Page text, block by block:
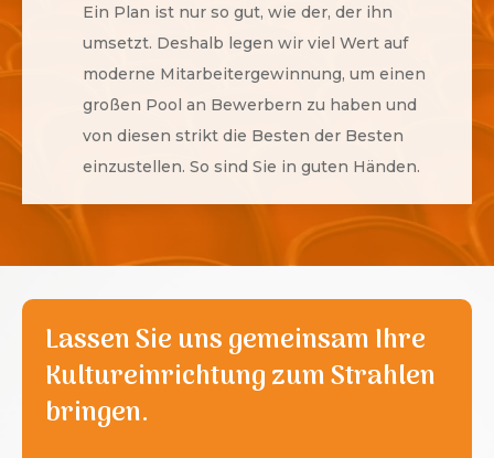
Ein Plan ist nur so gut, wie der, der ihn
umsetzt. Deshalb legen wir viel Wert auf
moderne Mitarbeitergewinnung, um einen
großen Pool an Bewerbern zu haben und
von diesen strikt die Besten der Besten
einzustellen. So sind Sie in guten Händen.
Lassen Sie uns gemeinsam Ihre
Kultureinrichtung zum Strahlen
bringen.